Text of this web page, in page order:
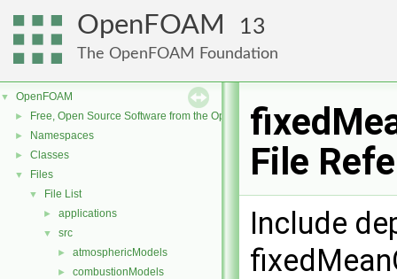
OpenFOAM 13
The OpenFOAM Foundation
▼ OpenFOAM
► Free, Open Source Software from the OpenFOAM Foundation
► Namespaces
► Classes
▼ Files
▼ File List
► applications
▼ src
► atmosphericModels
► combustionModels
File
Include